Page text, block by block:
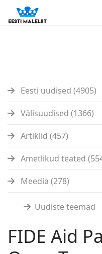
Eesti uudised (4905)
Välisuudised (1366)
Artiklid (457)
Ametlikud teated
Meedia (278)
Uudiste teemad
FIDE Aid